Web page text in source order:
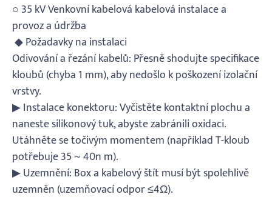
○ 35 kV Venkovní kabelová kabelová instalace a
provoz a údržba
◆ Požadavky na instalaci
Odivování a řezání kabelů: Přesně shodujte specifikace
kloubů (chyba 1 mm), aby nedošlo k poškození izolační
vrstvy.
▶ Instalace konektoru: Vyčistěte kontaktní plochu a
naneste silikonový tuk, abyste zabránili oxidaci.
Utáhněte se točivým momentem (například T-kloub
potřebuje 35 ~ 40n m).
▶ Uzemnění: Box a kabelový štít musí být spolehlivě
uzemněn (uzemňovací odpor ≤4Ω).